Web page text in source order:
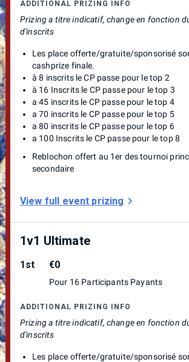
Nintendo ne sponsorise pas ce tournoi et n'y
Conditionspour participer et assister à des
communautaires utilisant des jeux Nintendo
ADDITIONAL PRIZING INFO
Prizing a titre indicatif, change en fonction
d'inscrits
Les place offerte/gratuite/sponsorisé
cashprize finale.
à 8 inscrits le CP passe pour le top 2
à 16 Inscrits le CP passe pour le top 3
a 45 inscrits le CP passe pour le top 4
a 70 inscrits le CP passe pour le top 5
a 80 inscrits le CP passe pour le top 6
a 100 Inscrits le CP passe pour le top 8
Reblochon offert au 1er des tournoi
secondaire
View full event prizing
1v1 Ultimate
1st €0
Pour 16 Participants Payants
ADDITIONAL PRIZING INFO
Prizing a titre indicatif, change en fonction
d'inscrits
Les place offerte/gratuite/sponsorisé